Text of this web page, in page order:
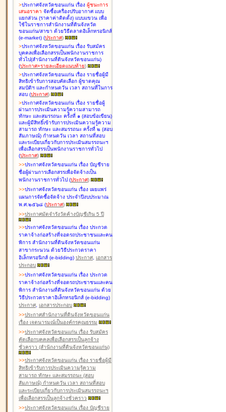
>ประกาศจังหวัดขอนแก่น เรื่อง ผู้ชนะการ
เสนอราคา จัดซื้อเครื่องปรับอากาศ แบบ
แยกส่วน (ราคาค่าติดตั้ง) แบบแขวน เพื่อ
ใช้ในราชการสำนักงานที่ดินจังหวัด
ขอนแก่น/สาขา ด้วยวิธีตลาดอิเล็กทรอนิกส์
(e-market) (ประกาศ)
>ประกาศจังหวัดขอนแก่น เรื่อง รับสมัคร
บุคคลเพื่อเลือกสรรเป็นพนักงานราชการ
ทั่วไป(สำนักงานที่ดินจังหวัดขอนแก่น)
(ประกาศ+รายละเอียดแนบท้าย)
>ประกาศจังหวัดขอนแก่น เรื่อง รายชื่อผู้มี
สิทธิเข้ารับการสอบคัดเลือก ผู้ขาดคุณ
สมบัติฯ และกำหนดวัน เวลา สถานที่ในการ
สอบ (ประกาศ)
>ประกาศจังหวัดขอนแก่น เรื่อง รายชื่อผู้
ผ่านการประเมินความรู้ความสามารถ
ทักษะ และสมรรถนะ ครั้งที่ ๑ (สอบข้อเขียน)
และผู้มีสิทธิ์เข้ารับการประเมินความรู้ความ
สามารถ ทักษะ และสมรรถนะ ครั้งที่ ๒ (สอบ
สัมภาษณ์) กำหนดวัน เวลา สถานที่สอบ
และระเบียบเกี่ยวกับการประเมินสมรรถนะฯ
เพื่อเลือกสรรเป็นพนักงานราชการทั่วไป
(ประกาศ)
>>ประกาศจังหวัดขอนแก่น เรื่อง บัญชีราย
ชื่อผู้ผ่านการเลือกสรรเพื่อจัดจ้างเป็น
พนักงานราชการทั่วไป (ประกาศ)
>>ประกาศจังหวัดขอนแก่น เรื่อง เผยแพร่
แผนการจัดซื้อจัดจ้าง ประจำปีงบประมาณ
พ.ศ.๒๕๖๘ (ประกาศ)
>>ประกาศมัดจำรังวัดค้างบัญชีเกิน 5 ปี
>>ประกาศจังหวัดขอนแก่น เรื่อง ประกวด
ราคาจ้างก่อสร้างที่จอดรถประชาชนและคน
พิการ สำนักงานที่ดินจังหวัดขอนแก่น
สาขากระนวน ด้วยวิธีประกวดราคา
อิเล็กทรอนิกส์ (e-bidding) ประกาศ, เอกสาร
ประกอบ
>>ประกาศจังหวัดขอนแก่น เรื่อง ประกวด
ราคาจ้างก่อสร้างที่จอดรถประชาชนและคน
พิการ สำนักงานที่ดินจังหวัดขอนแก่น ด้วย
วิธีประกวดราคาอิเล็กทรอนิกส์ (e-bidding)
ประกาศ, เอกสารประกอบ
>>ประกาศสำนักงานที่ดินจังหวัดขอนแก่น
เรื่อง เจตนารมณ์เป็นองค์กรคุณธรรม
>>ประกาศจังหวัดขอนแก่น เรื่อง รับสมัคร
คัดเลือกบุคคลเพื่อเลือกสรรเป็นลูกจ้าง
ชั่วคราว (สำนักงานที่ดินจังหวัดขอนแก่น)
>>ประกาศจังหวัดขอนแก่น เรื่อง รายชื่อผู้มี
สิทธิเข้ารับการประเมินความรู้ความ
สามารถ ทักษะ และสมรรถนะ (สอบ
สัมภาษณ์) กำหนดวัน เวลา สถานที่สอบ
และระเบียบเกี่ยวกับการประเมินสมรรถนะฯ
เพื่อเลือกสรรเป็นลูกจ้างชั่วคราว
>>ประกาศจังหวัดขอนแก่น เรื่อง บัญชีราย